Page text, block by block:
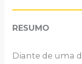
RESUMO
Diante de uma